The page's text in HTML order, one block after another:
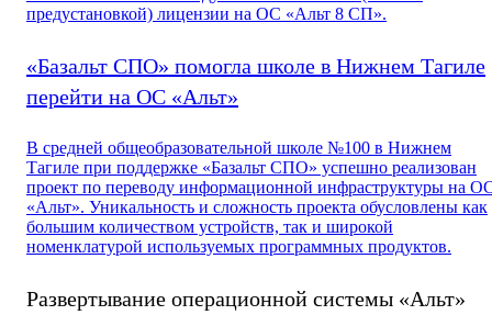
предустановкой) лицензии на ОС «Альт 8 СП».
«Базальт СПО» помогла школе в Нижнем Тагиле
перейти на ОС «Альт»
В средней общеобразовательной школе №100 в Нижнем
Тагиле при поддержке «Базальт СПО» успешно реализован
проект по переводу информационной инфраструктуры на
«Альт». Уникальность и сложность проекта обусловлены как
большим количеством устройств, так и широкой
номенклатурой используемых программных продуктов.
Развертывание операционной системы «Альт»